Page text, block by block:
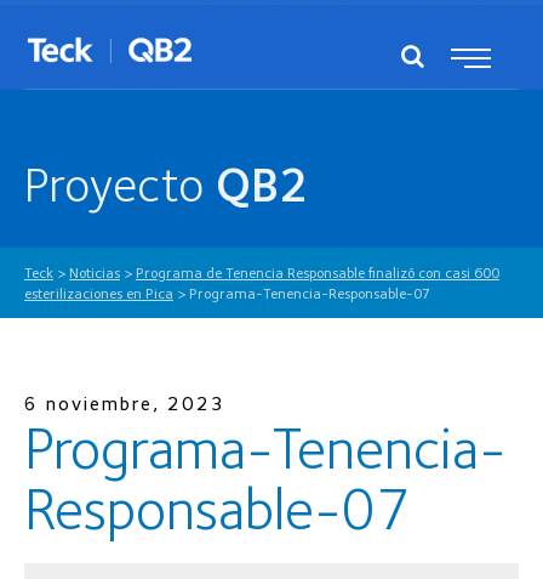
Proyecto QB2
Teck > Noticias > Programa de Tenencia Responsable finalizó con casi 600
esterilizaciones en Pica > Programa-Tenencia-Responsable-07
6 noviembre, 2023
Programa-Tenencia-
Responsable-07